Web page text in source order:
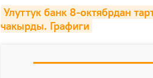
Улуттук банк 8-октябрдан
чакырды. Графиги